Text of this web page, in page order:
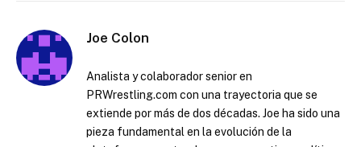
Joe Colon
Analista y colaborador senior en
PRWrestling.com con una trayectoria que se
extiende por más de dos décadas. Joe ha sido una
pieza fundamental en la evolución de la